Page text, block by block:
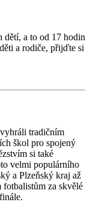
dětí, a to od 17 hodin
a rodiče, přijďte si
tradičním
škol pro spojený
si také
velmi populárního
a Plzeňský kraj až
fotbalistům za skvělé